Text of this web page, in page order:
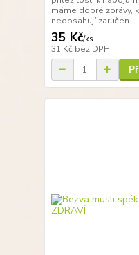
máme dobré zprávy,
neobsahují zaručen...
35 Kč/ks
31 Kč bez DPH